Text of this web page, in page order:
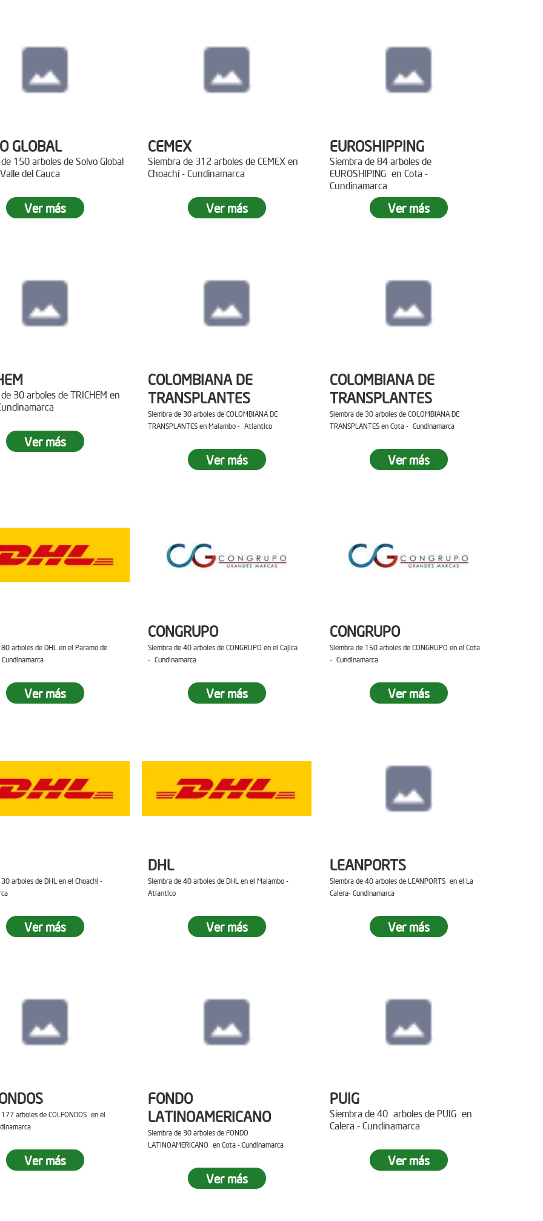
GLOBAL
150 arboles de Solvo Global
del Cauca
Ver más
CEMEX
Siembra de 312 arboles de CEMEX en
Choachí - Cundinamarca
Ver más
EUROSHIPPING
Siembra de 84 arboles de
EUROSHIPING en Cota -
Cundinamarca
Ver más
30 arboles de TRICHEM en
Ver más
COLOMBIANA DE
TRANSPLANTES
Siembra de 30 arboles de COLOMBIANA DE
TRANSPLANTES en Malambo - Atlantico
Ver más
COLOMBIANA DE
TRANSPLANTES
Siembra de 30 arboles de COLOMBIANA DE
TRANSPLANTES en Cota - Cundinamarca
Ver más
arboles de DHL en el Paramo de
Ver más
CONGRUPO
Siembra de 40 arboles de CONGRUPO en el Cajica
- Cundinamarca
Ver más
CONGRUPO
Siembra de 150 arboles de CONGRUPO en el Cota
- Cundinamarca
Ver más
arboles de DHL en el Choachi -
Ver más
DHL
Siembra de 40 arboles de DHL en el Malambo -
Atlantico
Ver más
LEANPORTS
Siembra de 40 arboles de LEANPORTS en el La
Calera- Cundinamarca
Ver más
arboles de COLFONDOS en el
Ver más
FONDO
LATINOAMERICANO
Siembra de 30 arboles de FONDO
LATINOAMERICANO en Cota - Cundinamarca
Ver más
PUIG
Siembra de 40 arboles de PUIG en
Calera - Cundinamarca
Ver más